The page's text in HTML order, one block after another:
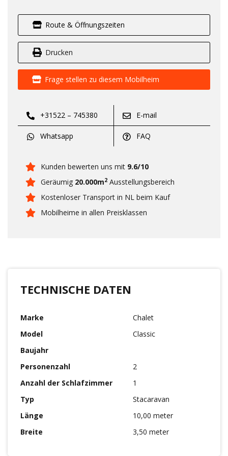
Route & Öffnungszeiten
Drucken
Frage stellen zu diesem Mobilheim
+31522 – 745380 E-mail
Whatsapp FAQ
Kunden bewerten uns mit 9.6/10
Geräumig 20.000m2 Ausstellungsbereich
Kostenloser Transport in NL beim Kauf
Mobilheime in allen Preisklassen
TECHNISCHE DATEN
Marke
Chalet
Model
Classic
Baujahr
Personenzahl
2
Anzahl der Schlafzimmer
1
Typ
Stacaravan
Länge
10,00 meter
Breite
3,50 meter